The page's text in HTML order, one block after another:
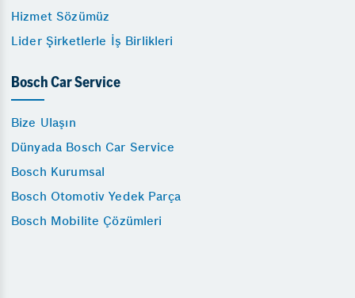
Hizmet Sözümüz
Lider Şirketlerle İş Birlikleri
Bosch Car Service
Bize Ulaşın
Dünyada Bosch Car Service
Bosch Kurumsal
Bosch Otomotiv Yedek Parça
Bosch Mobilite Çözümleri